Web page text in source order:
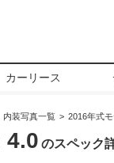
カーリース
内装写真一覧 2016年式
4.0 のスペック